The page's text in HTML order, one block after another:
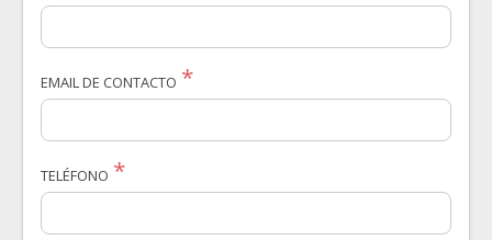
EMAIL DE CONTACTO
TELÉFONO